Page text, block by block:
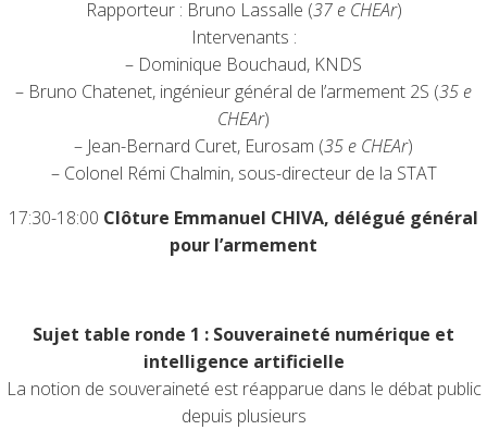
Rapporteur : Bruno Lassalle (37 e CHEAr)
Intervenants :
– Dominique Bouchaud, KNDS
– Bruno Chatenet, ingénieur général de l’armement 2S (35 e
CHEAr)
– Jean-Bernard Curet, Eurosam (35 e CHEAr)
– Colonel Rémi Chalmin, sous-directeur de la STAT
17:30-18:00 Clôture Emmanuel CHIVA, délégué général
pour l’armement
Sujet table ronde 1 : Souveraineté numérique et
intelligence artificielle
La notion de souveraineté est réapparue dans le débat public
depuis plusieurs